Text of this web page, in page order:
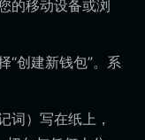
的移动设备或浏
“创建新钱包”。系
词）写在纸上，